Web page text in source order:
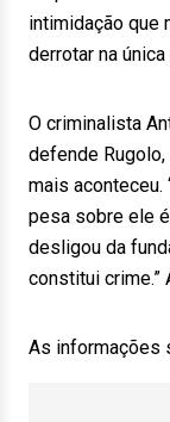
intimidação que
derrotar na
O criminalista
defende
mais aconteceu.
pesa sobre ele
desligou da
constitui crime.”
As informações